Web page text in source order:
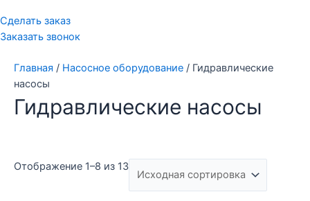
Сделать заказ
Заказать звонок
Главная / Насосное оборудование / Гидравлические
насосы
Гидравлические насосы
Текстовый поиск
Отображение 1–8 из 13